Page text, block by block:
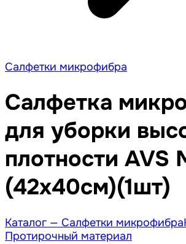
Салфетки микрофибра
Салфетка
для уборки
плотности AVS
(42х40см)(1шт)
Каталог — Салфетки микрофибра
Протирочный материал